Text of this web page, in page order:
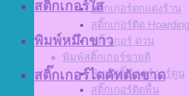
สติ๊กเกอร์ตกแต่งร้าน
สติ๊กเกอร์ติด Hoarding
สติ๊กเกอร์ ด่วน
พิมพ์สติ๊กเกอร์ขายดี
พิมพ์สติ๊กเกอร์การ์ตูน
สติ๊กเกอร์ติดพื้น
สติ๊กเกอร์ใส
พิมพ์หมึกขาว
สติ๊กเกอร์ไดคัทตัดขาด